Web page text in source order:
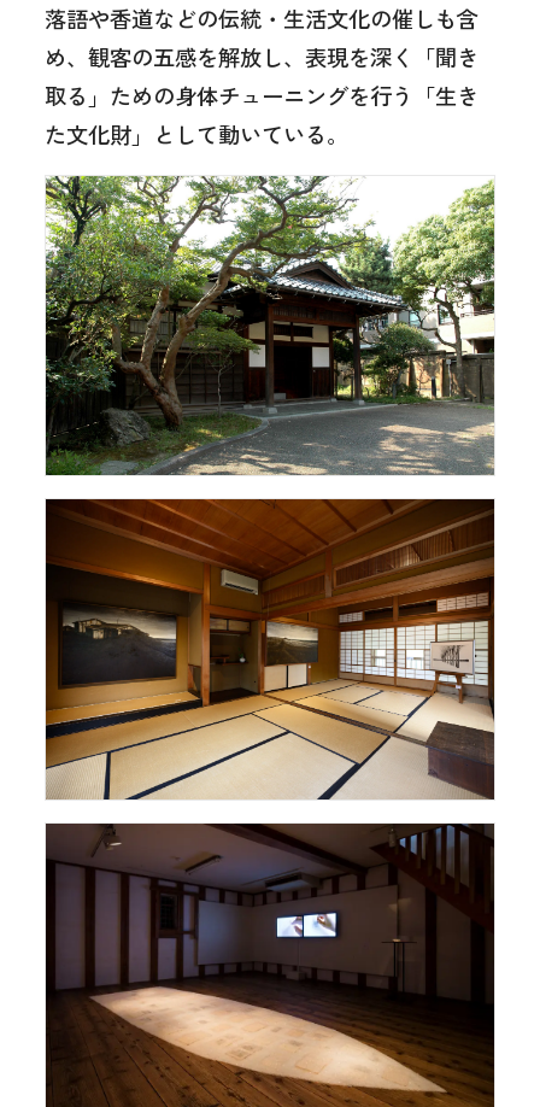
落語や香道などの伝統・生活文化の催しも含
め、観客の五感を解放し、表現を深く「聞き
取る」ための身体チューニングを行う「生き
た文化財」として動いている。